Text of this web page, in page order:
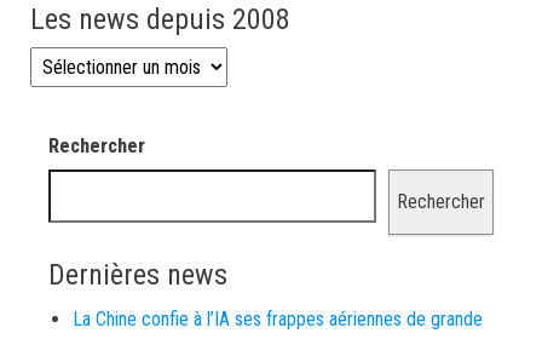
Les news depuis 2008
Les news depuis 2008
Rechercher
Rechercher
Dernières news
La Chine confie à l’IA ses frappes aériennes de grande